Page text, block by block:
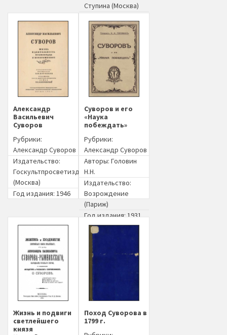
Ступина (Москва)
Александр
Васильевич
Суворов
Рубрики:
Александр Суворов
Издательство:
Госкультпросветиздат
(Москва)
Год издания: 1946
Суворов и его
«Наука
побеждать»
Рубрики:
Александр Суворов
Авторы: Головин
Н.Н.
Издательство:
Возрождение
(Париж)
Год издания: 1931
Жизнь и подвиги
светлейшего
князя
Поход Суворова в
1799 г.